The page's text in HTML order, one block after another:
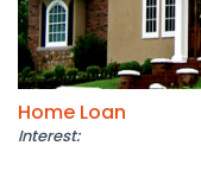
Home Loan
Interest: